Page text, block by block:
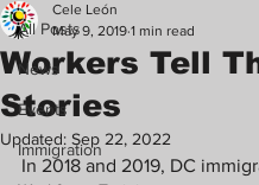
All Posts
News
Events
Immigration
Workers Tell
Stories
Cele León
May 9, 2019 1 min read
Updated: Sep 22, 2022
In 2018 and 2019, DC